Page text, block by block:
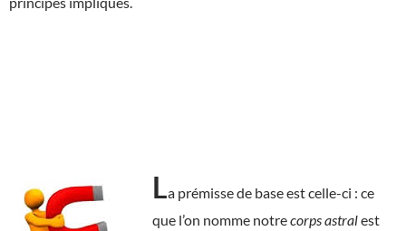
La prémisse de base est celle-ci : ce
que l’on nomme notrecorps astralest